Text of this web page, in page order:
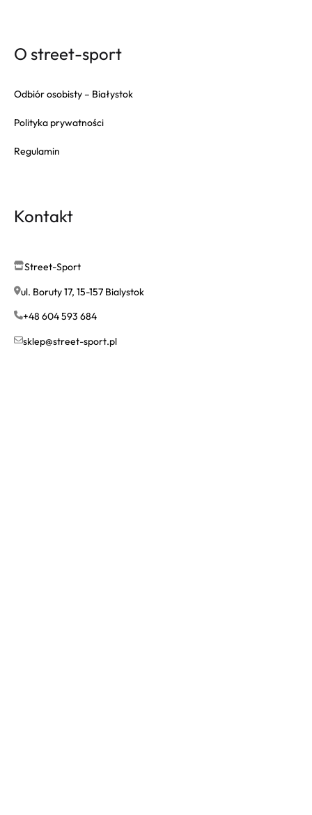
O street-sport
Odbiór osobisty – Białystok
Polityka prywatności
Regulamin
Kontakt
Street-Sport
ul. Boruty 17, 15-157 Bialystok
+48 604 593 684
sklep@street-sport.pl